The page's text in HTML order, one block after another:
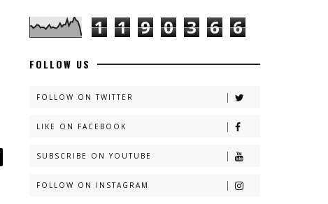
1 1 9 0 3 6 6
FOLLOW US
FOLLOW ON TWITTER
LIKE ON FACEBOOK
SUBSCRIBE ON YOUTUBE
FOLLOW ON INSTAGRAM